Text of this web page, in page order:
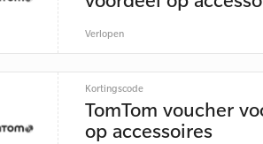
Verlopen
Kortingscode
TomTom voucher
op accessoires